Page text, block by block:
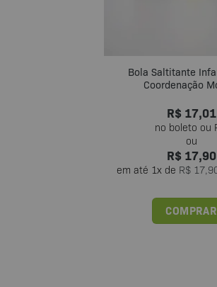
Bola Saltitante
Coordenação
R$17,01
R$17,90
em até 1x de R$
COMPRAR